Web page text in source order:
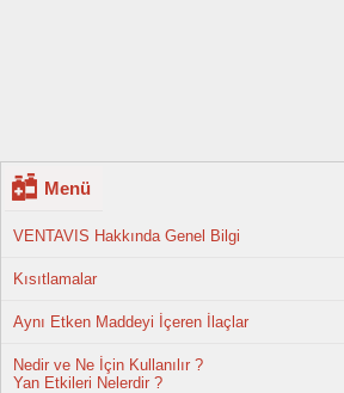
Menü
VENTAVIS Hakkında Genel Bilgi
Kısıtlamalar
Aynı Etken Maddeyi İçeren İlaçlar
Nedir ve Ne İçin Kullanılır ?
Yan Etkileri Nelerdir ?